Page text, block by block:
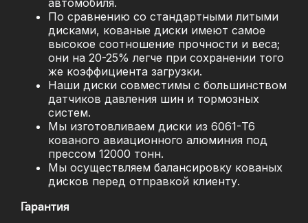
По сравнению со стандартными литыми
дисками, кованые диски имеют самое
высокое соотношение прочности и веса;
они на 20-25% легче при сохранении того
же коэффициента загрузки.
Наши диски совместимы с большинством
датчиков давления шин и тормозных
систем.
Мы изготовливаем диски из 6061-T6
кованого авиационного алюминия под
прессом 12000 тонн.
Мы осуществляем балансировку кованых
дисков перед отправкой клиенту.
Гарантия